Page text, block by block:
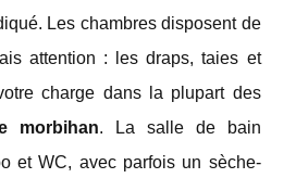
Les chambres disposent de
attention : les draps, taies et
charge dans la plupart des
morbihan. La salle de bain
et WC, avec parfois un sèche-